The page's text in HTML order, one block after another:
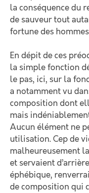
la conséquence du
de sauveur tout
fortune des hommes
En dépit de ces
la simple fonction
le pas, ici, sur la
a notamment vu
composition dont
mais
Aucun élément ne
utilisation. Cep de
malheureusement
et servaient
éphébique,
de composition qui